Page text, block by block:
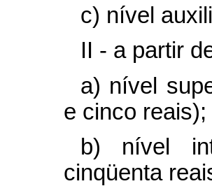
c) nível
II - a partir
a) nível
e cinco reais);
b) nível
cinqüenta